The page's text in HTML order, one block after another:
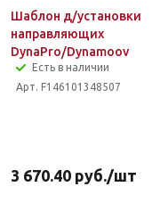
Шаблон д/установки
направляющих
DynaPro/Dynamoov
Есть в наличии
Арт. F146101348507
3 670.40руб./шт